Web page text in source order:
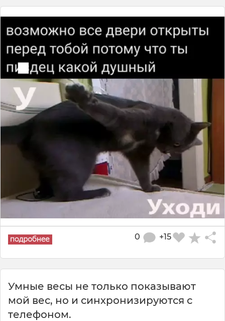
+15
0
Умные весы не только показывают
мой вес, но и синхронизируются с
телефоном.